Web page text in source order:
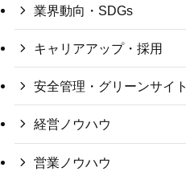
業界動向・SDGs
キャリアアップ・採用
安全管理・グリーンサイト
経営ノウハウ
営業ノウハウ